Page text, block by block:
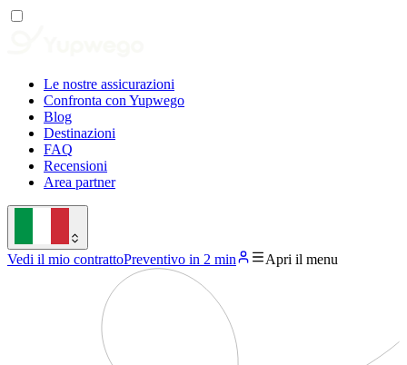
Le nostre assicurazioni
Confronta con Yupwego
Blog
Destinazioni
FAQ
Recensioni
Area partner
Vedi il mio contrattoPreventivo in 2 min Apri il menu